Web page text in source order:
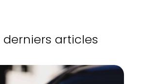
derniers articles